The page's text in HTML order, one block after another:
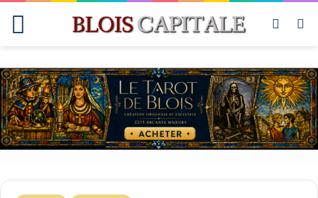
Switch